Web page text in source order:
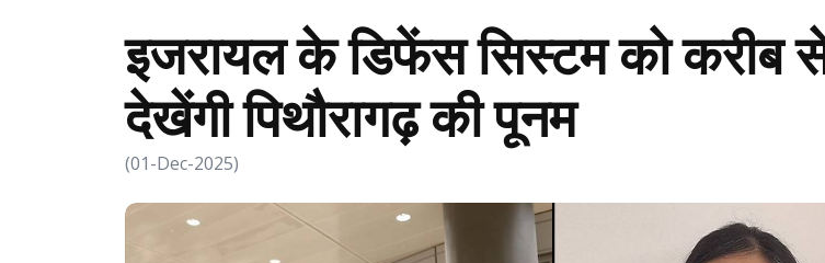
इजरायल के डिफेंस सिस्टम को करीब
देखेंगी पिथौरागढ़ की पूनम
(01-Dec-2025)